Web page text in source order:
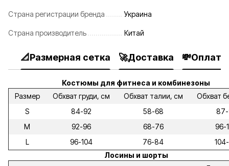
Страна регистрации бренда Украина
Страна производитель Китай
📐Размерная сетка 🚀Доставка 💸Оплата
Костюмы для фитнеса и комбинезоны
Размер
Обхват груди, см Обхват талии, см
Обхват
S
84-92 58-68
M
92-96 68-76
96-
L
96-104 76-84
Лосины и шорты